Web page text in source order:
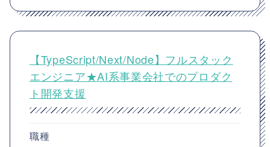
【TypeScript/Next/Node】フルスタック
エンジニア★AI系事業会社でのプロダク
ト開発支援
職種